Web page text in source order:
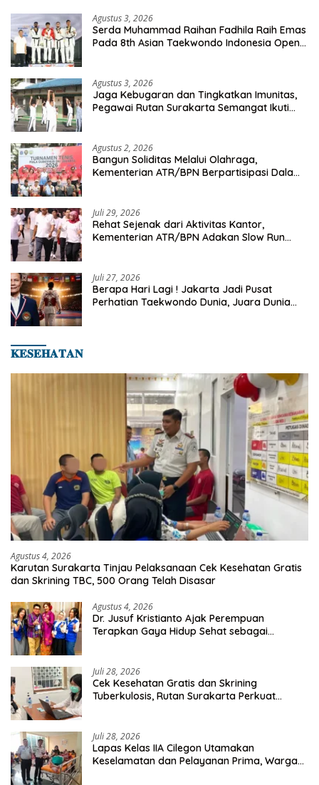
Agustus 3, 2026
Serda Muhammad Raihan Fadhila Raih Emas
Pada 8th Asian Taekwondo Indonesia Open
Agustus 3, 2026
Jaga Kebugaran dan Tingkatkan Imunitas,
Pegawai Rutan Surakarta Semangat Ikuti
Agustus 2, 2026
Bangun Soliditas Melalui Olahraga,
Kementerian ATR/BPN Berpartisipasi Dalam
Juli 29, 2026
Rehat Sejenak dari Aktivitas Kantor,
Kementerian ATR/BPN Adakan Slow Run
Juli 27, 2026
Berapa Hari Lagi ! Jakarta Jadi Pusat
Perhatian Taekwondo Dunia, Juara Dunia
𝐊𝐄𝐒𝐄𝐇𝐀𝐓𝐀𝐍
Agustus 4, 2026
Karutan Surakarta Tinjau Pelaksanaan Cek Kesehatan Gratis
dan Skrining TBC, 500 Orang Telah Disasar
Agustus 4, 2026
Dr. Jusuf Kristianto Ajak Perempuan
Terapkan Gaya Hidup Sehat sebagai
Juli 28, 2026
Cek Kesehatan Gratis dan Skrining
Tuberkulosis, Rutan Surakarta Perkuat
Juli 28, 2026
Lapas Kelas IIA Cilegon Utamakan
Keselamatan dan Pelayanan Prima, Warga